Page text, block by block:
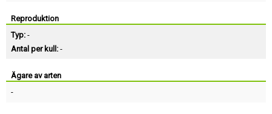
Reproduktion
Typ: -
Antal per kull: -
Ägare av arten
-